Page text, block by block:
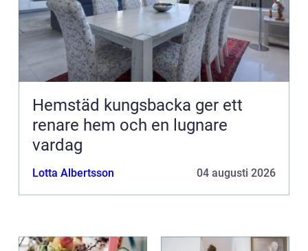
Hemstäd kungsbacka ger ett
renare hem och en lugnare
vardag
Lotta Albertsson 04 augusti 2026